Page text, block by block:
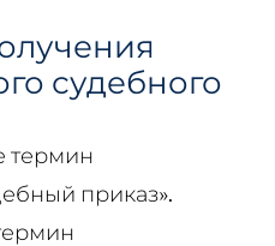
судебного
термин
приказ».